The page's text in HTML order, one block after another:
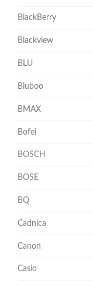
BlackBerry
Blackview
BLU
Bluboo
BMAX
Bofei
BOSCH
BOSE
BQ
Cadnica
Canon
Casio